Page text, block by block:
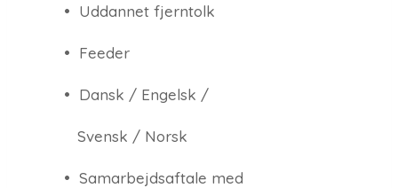
• Uddannet fjerntolk
• Feeder
• Dansk / Engelsk /
Svensk / Norsk
• Samarbejdsaftale med